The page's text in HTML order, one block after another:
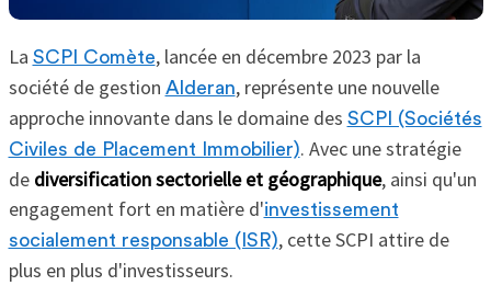
La SCPI Comète, lancée en décembre 2023 par la
société de gestion Alderan, représente une nouvelle
approche innovante dans le domaine des SCPI (Sociétés
Civiles de Placement Immobilier). Avec une stratégie
de diversification sectorielle et géographique, ainsi qu'un
engagement fort en matière d'investissement
socialement responsable (ISR), cette SCPI attire de
plus en plus d'investisseurs.